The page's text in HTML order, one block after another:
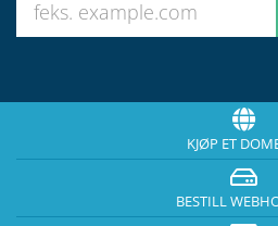
KJØP ET
BESTILL